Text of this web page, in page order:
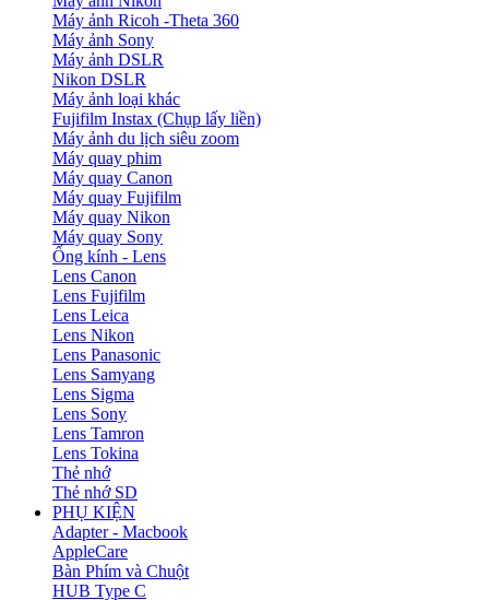
Máy ảnh Ricoh -Theta 360
Máy ảnh Sony
Máy ảnh DSLR
Nikon DSLR
Máy ảnh loại khác
Fujifilm Instax (Chụp lấy liền)
Máy ảnh du lịch siêu zoom
Máy quay phim
Máy quay Canon
Máy quay Fujifilm
Máy quay Nikon
Máy quay Sony
Ống kính - Lens
Lens Canon
Lens Fujifilm
Lens Leica
Lens Nikon
Lens Panasonic
Lens Samyang
Lens Sigma
Lens Sony
Lens Tamron
Lens Tokina
Thẻ nhớ
Thẻ nhớ SD
PHỤ KIỆN
Adapter - Macbook
AppleCare
Bàn Phím và Chuột
HUB Type C